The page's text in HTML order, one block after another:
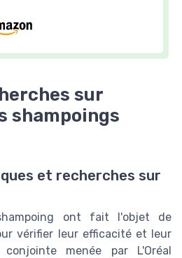
sur
shampoings
et recherches sur
ont fait l'objet de
vérifier leur efficacité et leur
menée par L'Oréal